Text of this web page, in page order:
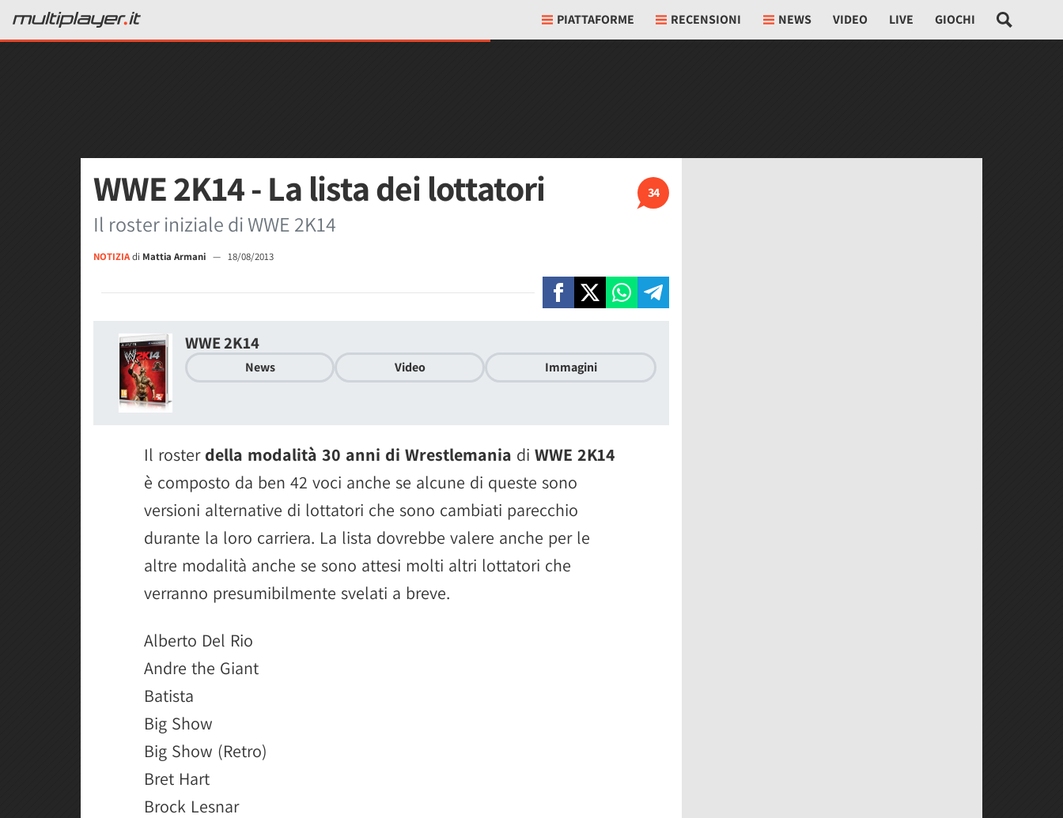
PIATTAFORME RECENSIONI NEWS VIDEO LIVE GIOCHI
34
WWE 2K14 - La lista dei lottatori
Il roster iniziale di WWE 2K14
NOTIZIAdi Mattia Armani — 18/08/2013
WWE 2K14
News Video Immagini
Il roster della modalità 30 anni di Wrestlemania di WWE 2K14
è composto da ben 42 voci anche se alcune di queste sono
versioni alternative di lottatori che sono cambiati parecchio
durante la loro carriera. La lista dovrebbe valere anche per le
altre modalità anche se sono attesi molti altri lottatori che
verranno presumibilmente svelati a breve.
Alberto Del Rio
Andre the Giant
Batista
Big Show
Big Show (Retro)
Bret Hart
Brock Lesnar